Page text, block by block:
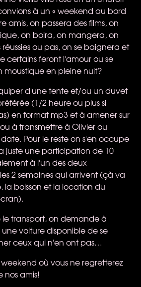
à un « weekend au bord
amis, on passera des films, on
on boira, on mangera, on
ou pas, on se baignera et
certains feront l'amour ou se
en pleine nuit?
d'une tente et/ou un duvet
(1/2 heure ou plus si
en format mp3 et à amener sur
à transmettre à Olivier ou
Pour le reste on s'en occupe
juste une participation de 10
à l'un des deux
2 semaines qui arrivent (çà va
la boisson et la location du
transport, on demande à
voiture disponible de se
ceux qui n'en ont pas…
où vous ne regretterez
nos amis!